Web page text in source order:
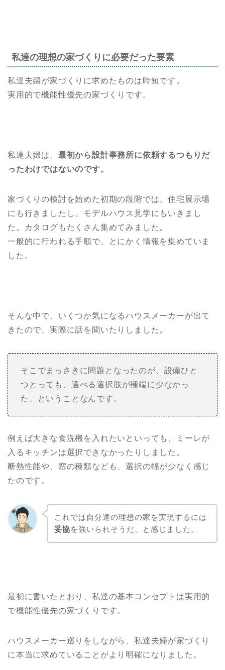
私達の理想の家づくりに必要だった要素
私達夫婦が家づくりに求めたものは時短です。
実用的で機能性優先の家づくりです。
私達夫婦は、 最初から設計事務所に依頼するつもりだ
ったわけではないのです。
家づくりの検討を始めた初期の段階では、住宅展示場
にも行きましたし、モデルハウス見学にもいきまし
た。カタログもたくさん集めてみました。
一般的に行われる手順で、とにかく情報を集めていま
した。
そんな中で、いくつか気になるハウスメーカーが出て
きたので、実際に話を聞いたりしました。
そこでまっさきに問題となったのが、設備ひと
つとっても、選べる選択肢が極端に少なかっ
た、ということなんです。
例えば大きな食洗機を入れたいといっても、ミーレが
入るキッチンは選択できなかったりしました。
断熱性能や、窓の種類なども、選択の幅が少なく感じ
たのです。
これでは自分達の理想の家を実現するには
妥協を強いられそうだ、と感じました。
最初に書いたとおり、私達の基本コンセプトは実用的
で機能性優先の家づくりです。
ハウスメーカー巡りをしながら、私達夫婦が家づくり
に本当に求めていることがより明確になりました。